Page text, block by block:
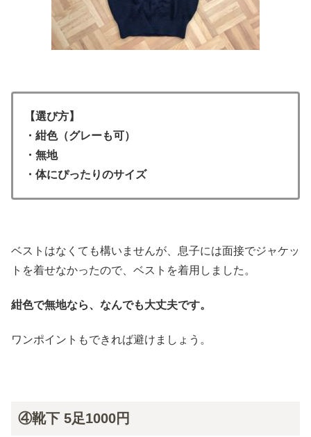
【選び方】
・紺色（グレーも可）
・無地
・体にぴったりのサイズ
ベストはなくても構いませんが、息子には面接でジャケッ
トを着せなかったので、ベストを着用しました。
紺色で無地なら、なんでも大丈夫です。
ワンポイントもできれば避けましょう。
④靴下 5足1000円